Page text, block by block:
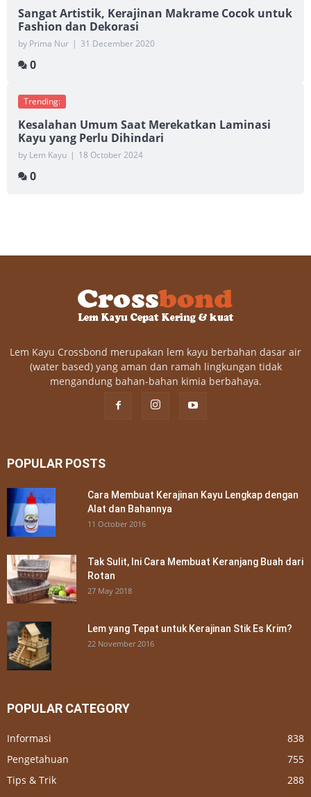
Sangat Artistik, Kerajinan Makrame Cocok untuk
Fashion dan Dekorasi
by Prima Nur | 31 December 2020
0
Trending:
Kesalahan Umum Saat Merekatkan Laminasi
Kayu yang Perlu Dihindari
by Lem Kayu | 18 October 2024
0
Lem Kayu Crossbond merupakan lem kayu berbahan dasar air
(water based) yang aman dan ramah lingkungan tidak
mengandung bahan-bahan kimia berbahaya.
POPULAR POSTS
Cara Membuat Kerajinan Kayu Lengkap dengan
Alat dan Bahannya
11 October 2016
Tak Sulit, Ini Cara Membuat Keranjang Buah dari
Rotan
27 May 2018
Lem yang Tepat untuk Kerajinan Stik Es Krim?
22 November 2016
POPULAR CATEGORY
Informasi
838
Pengetahuan
755
Tips & Trik
288